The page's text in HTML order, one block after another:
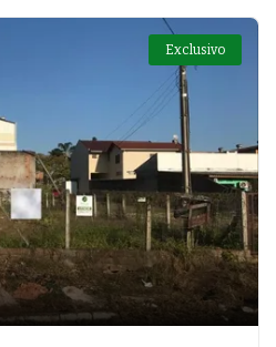
Exclusivo